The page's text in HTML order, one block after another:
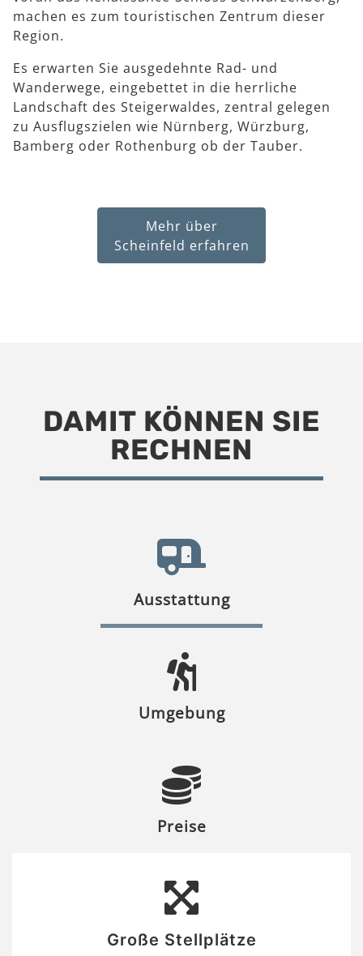
machen es zum touristischen Zentrum dieser
Region.
Es erwarten Sie ausgedehnte Rad- und
Wanderwege, eingebettet in die herrliche
Landschaft des Steigerwaldes, zentral gelegen
zu Ausflugszielen wie Nürnberg, Würzburg,
Bamberg oder Rothenburg ob der Tauber.
Mehr über
Scheinfeld erfahren
DAMIT KÖNNEN SIE
RECHNEN
Ausstattung
Umgebung
Preise
Große Stellplätze